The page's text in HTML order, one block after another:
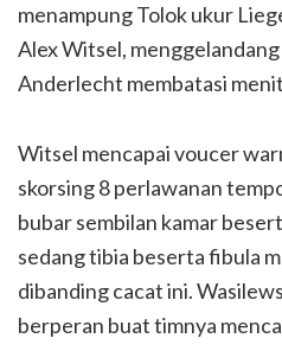
menampung Tolok ukur
Alex Witsel,
Anderlecht membatasi menit
Witsel mencapai voucer
skorsing 8 perlawanan
bubar sembilan kamar
sedang tibia beserta fibula
dibanding cacat ini.
berperan buat timnya